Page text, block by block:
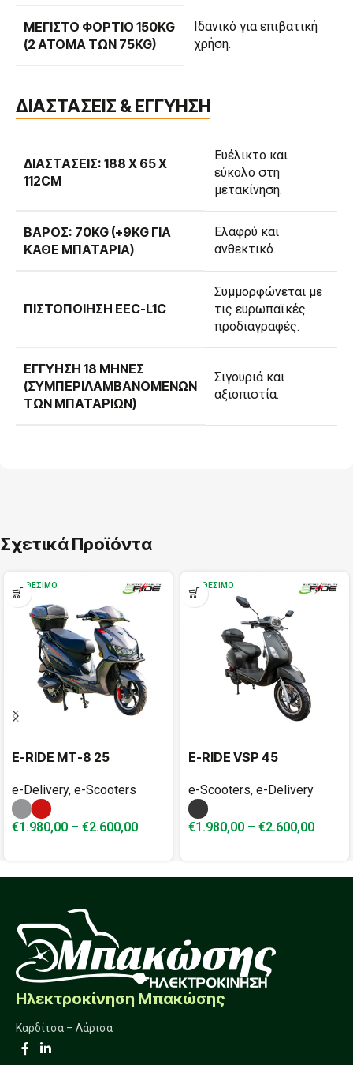
ΜΈΓΙΣΤΟ ΦΟΡΤΊΟ 150KG
(2 ΆΤΟΜΑ ΤΩΝ 75KG)
Ιδανικό για επιβατική
χρήση.
ΔΙΑΣΤΑΣΕΙΣ & ΕΓΓΥΗΣΗ
ΔΙΑΣΤΆΣΕΙΣ: 188 X 65 X
112CM
Ευέλικτο και
εύκολο στη
μετακίνηση.
ΒΆΡΟΣ: 70KG (+9KG ΓΙΑ
ΚΆΘΕ ΜΠΑΤΑΡΊΑ)
Ελαφρύ και
ανθεκτικό.
ΠΙΣΤΟΠΟΊΗΣΗ EEC-L1C
Συμμορφώνεται με
τις ευρωπαϊκές
προδιαγραφές.
ΕΓΓΎΗΣΗ 18 ΜΉΝΕΣ
(ΣΥΜΠΕΡΙΛΑΜΒΑΝΟΜΈΝΩΝ
ΤΩΝ ΜΠΑΤΑΡΙΏΝ)
Σιγουριά και
αξιοπιστία.
Σχετικά Προϊόντα
ΔΙΑΘΈΣΙΜΟ
E-RIDE MT-8 25
e-Delivery, e-Scooters
€1.980,00 – €2.600,00
ΔΙΑΘΈΣΙΜΟ
E-RIDE VSP 45
e-Scooters, e-Delivery
€1.980,00 – €2.600,00
Ηλεκτροκίνηση Μπακώσης
Καρδίτσα – Λάρισα